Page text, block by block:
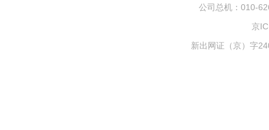
公司总机：010-
京
新出网证（京）字